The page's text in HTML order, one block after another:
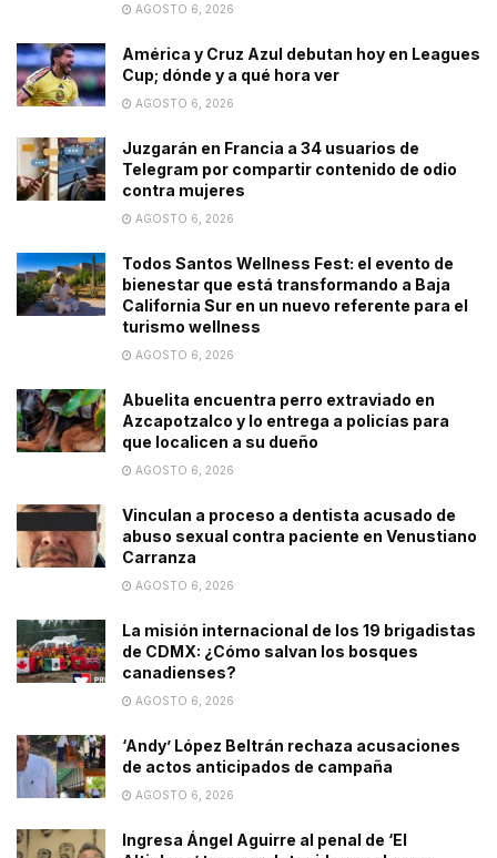
AGOSTO 6, 2026
América y Cruz Azul debutan hoy en Leagues
Cup; dónde y a qué hora ver
AGOSTO 6, 2026
Juzgarán en Francia a 34 usuarios de
Telegram por compartir contenido de odio
contra mujeres
AGOSTO 6, 2026
Todos Santos Wellness Fest: el evento de
bienestar que está transformando a Baja
California Sur en un nuevo referente para el
turismo wellness
AGOSTO 6, 2026
Abuelita encuentra perro extraviado en
Azcapotzalco y lo entrega a policías para
que localicen a su dueño
AGOSTO 6, 2026
Vinculan a proceso a dentista acusado de
abuso sexual contra paciente en Venustiano
Carranza
AGOSTO 6, 2026
La misión internacional de los 19 brigadistas
de CDMX: ¿Cómo salvan los bosques
canadienses?
AGOSTO 6, 2026
‘Andy’ López Beltrán rechaza acusaciones
de actos anticipados de campaña
AGOSTO 6, 2026
Ingresa Ángel Aguirre al penal de ‘El